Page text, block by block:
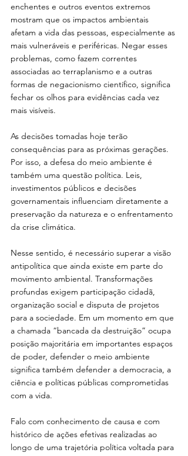
enchentes e outros eventos extremos
mostram que os impactos ambientais
afetam a vida das pessoas, especialmente as
mais vulneráveis e periféricas. Negar esses
problemas, como fazem correntes
associadas ao terraplanismo e a outras
formas de negacionismo científico, significa
fechar os olhos para evidências cada vez
mais visíveis.
As decisões tomadas hoje terão
consequências para as próximas gerações.
Por isso, a defesa do meio ambiente é
também uma questão política. Leis,
investimentos públicos e decisões
governamentais influenciam diretamente a
preservação da natureza e o enfrentamento
da crise climática.
Nesse sentido, é necessário superar a visão
antipolítica que ainda existe em parte do
movimento ambiental. Transformações
profundas exigem participação cidadã,
organização social e disputa de projetos
para a sociedade. Em um momento em que
a chamada “bancada da destruição” ocupa
posição majoritária em importantes espaços
de poder, defender o meio ambiente
significa também defender a democracia, a
ciência e políticas públicas comprometidas
com a vida.
Falo com conhecimento de causa e com
histórico de ações efetivas realizadas ao
longo de uma trajetória política voltada para